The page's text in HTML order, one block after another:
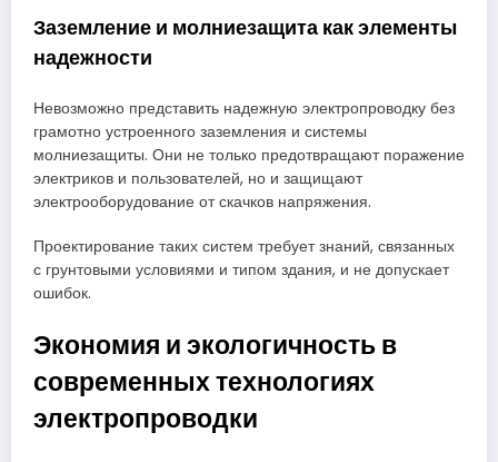
Заземление и молниезащита как элементы
надежности
Невозможно представить надежную электропроводку без
грамотно устроенного заземления и системы
молниезащиты. Они не только предотвращают поражение
электриков и пользователей, но и защищают
электрооборудование от скачков напряжения.
Проектирование таких систем требует знаний, связанных
с грунтовыми условиями и типом здания, и не допускает
ошибок.
Экономия и экологичность в
современных технологиях
электропроводки